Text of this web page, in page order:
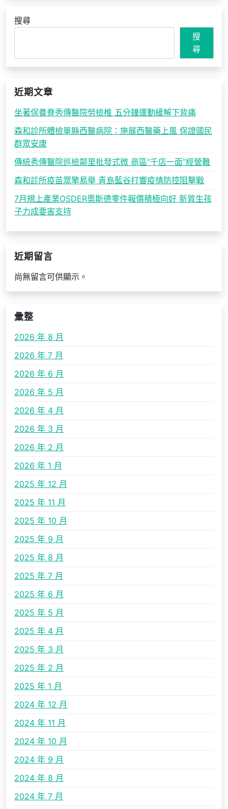
搜尋
搜
尋
近期文章
坐著保養脊秀傳醫院勞檢椎 五分鐘運動緩解下背痛
森和診所體檢單縣西醫病院：施展西醫藥上風 保證國民
群眾安康
傳統秀傳醫院巡檢鄰里批發式微 商區“千店一面”經營難
森和診所疫苗眾擎易舉 青島藍谷打響疫情防控阻擊戰
7月規上產業OSDER奧斯德零件報價積極向好 新質生孩
子力成要害支持
近期留言
尚無留言可供顯示。
彙整
2026 年 8 月
2026 年 7 月
2026 年 6 月
2026 年 5 月
2026 年 4 月
2026 年 3 月
2026 年 2 月
2026 年 1 月
2025 年 12 月
2025 年 11 月
2025 年 10 月
2025 年 9 月
2025 年 8 月
2025 年 7 月
2025 年 6 月
2025 年 5 月
2025 年 4 月
2025 年 3 月
2025 年 2 月
2025 年 1 月
2024 年 12 月
2024 年 11 月
2024 年 10 月
2024 年 9 月
2024 年 8 月
2024 年 7 月